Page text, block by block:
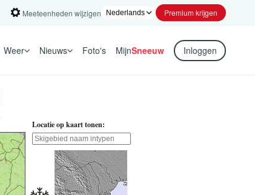
Meeteenheden wijzigen Premium krijgen
Weer Nieuws Foto's MijnSneeuw Inloggen
Locatie op kaart tonen: